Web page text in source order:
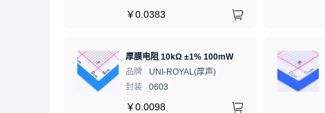
￥0.0383
厚膜电阻 10kΩ ±1% 100mW
品牌
UNI-ROYAL(厚声)
封装
0603
￥0.0098